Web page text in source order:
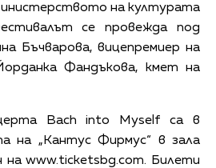
на културата
се провежда под
Бъчварова, вицепремиер на
Фандъкова, кмет на
Bach into Myself са в
на „Кантус Фирмус“ в зала
на www.ticketsbg.com. Билети